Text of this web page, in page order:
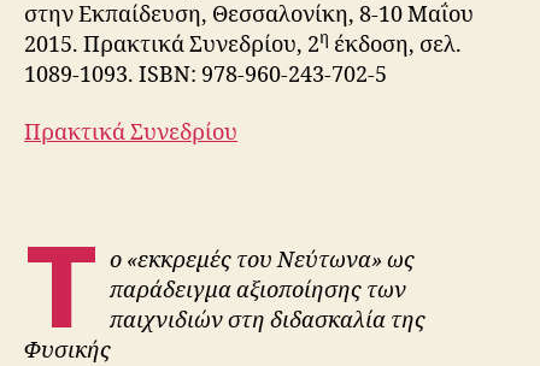
στην Εκπαίδευση, Θεσσαλονίκη, 8-10 Μαΐου
2015. Πρακτικά Συνεδρίου, 2η έκδοση, σελ.
1089-1093. ISBN: 978-960-243-702-5
Πρακτικά Συνεδρίου
Τ ο «εκκρεμές του Νεύτωνα» ως
παράδειγμα αξιοποίησης των
παιχνιδιών στη διδασκαλία της
Φυσικής